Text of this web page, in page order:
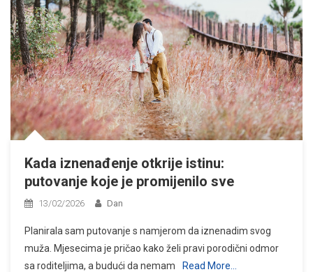
Kada iznenađenje otkrije istinu:
putovanje koje je promijenilo sve
13/02/2026 Dan
Planirala sam putovanje s namjerom da iznenadim svog
muža. Mjesecima je pričao kako želi pravi porodični odmor
sa roditeljima, a budući da nemam
Read More…